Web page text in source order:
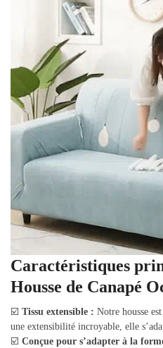
Caractéristiques
Housse de Canapé
☑️ Tissu extensible : Notre housse
une extensibilité incroyable, elle
☑️ Conçue pour s’adapter à la